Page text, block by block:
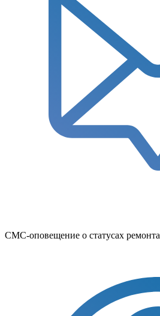
СМС-оповещение о статусах ремонта